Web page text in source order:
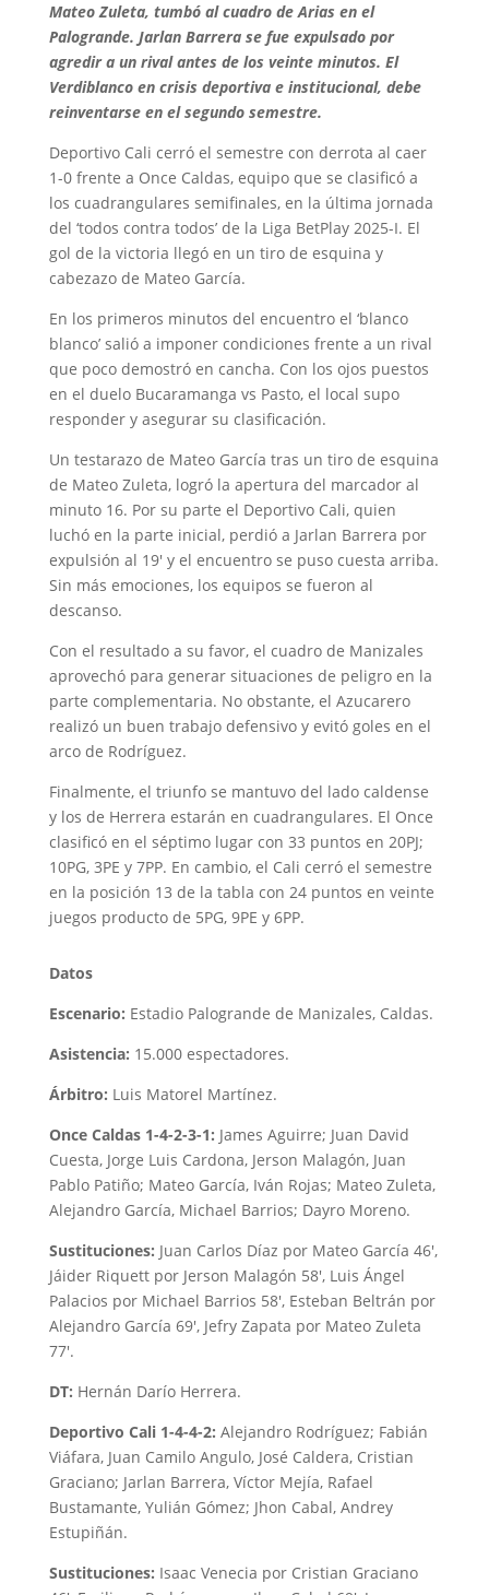
Mateo Zuleta, tumbó al cuadro de Arias en el
Palogrande. Jarlan Barrera se fue expulsado por
agredir a un rival antes de los veinte minutos. El
Verdiblanco en crisis deportiva e institucional, debe
reinventarse en el segundo semestre.
Deportivo Cali cerró el semestre con derrota al caer
1-0 frente a Once Caldas, equipo que se clasificó a
los cuadrangulares semifinales, en la última jornada
del ‘todos contra todos’ de la Liga BetPlay 2025-I. El
gol de la victoria llegó en un tiro de esquina y
cabezazo de Mateo García.
En los primeros minutos del encuentro el ‘blanco
blanco’ salió a imponer condiciones frente a un rival
que poco demostró en cancha. Con los ojos puestos
en el duelo Bucaramanga vs Pasto, el local supo
responder y asegurar su clasificación.
Un testarazo de Mateo García tras un tiro de esquina
de Mateo Zuleta, logró la apertura del marcador al
minuto 16. Por su parte el Deportivo Cali, quien
luchó en la parte inicial, perdió a Jarlan Barrera por
expulsión al 19′ y el encuentro se puso cuesta arriba.
Sin más emociones, los equipos se fueron al
descanso.
Con el resultado a su favor, el cuadro de Manizales
aprovechó para generar situaciones de peligro en la
parte complementaria. No obstante, el Azucarero
realizó un buen trabajo defensivo y evitó goles en el
arco de Rodríguez.
Finalmente, el triunfo se mantuvo del lado caldense
y los de Herrera estarán en cuadrangulares. El Once
clasificó en el séptimo lugar con 33 puntos en 20PJ;
10PG, 3PE y 7PP. En cambio, el Cali cerró el semestre
en la posición 13 de la tabla con 24 puntos en veinte
juegos producto de 5PG, 9PE y 6PP.
Datos
Escenario: Estadio Palogrande de Manizales, Caldas.
Asistencia: 15.000 espectadores.
Árbitro: Luis Matorel Martínez.
Once Caldas 1-4-2-3-1: James Aguirre; Juan David
Cuesta, Jorge Luis Cardona, Jerson Malagón, Juan
Pablo Patiño; Mateo García, Iván Rojas; Mateo Zuleta,
Alejandro García, Michael Barrios; Dayro Moreno.
Sustituciones: Juan Carlos Díaz por Mateo García 46′,
Jáider Riquett por Jerson Malagón 58′, Luis Ángel
Palacios por Michael Barrios 58′, Esteban Beltrán por
Alejandro García 69′, Jefry Zapata por Mateo Zuleta
77′.
DT: Hernán Darío Herrera.
Deportivo Cali 1-4-4-2: Alejandro Rodríguez; Fabián
Viáfara, Juan Camilo Angulo, José Caldera, Cristian
Graciano; Jarlan Barrera, Víctor Mejía, Rafael
Bustamante, Yulián Gómez; Jhon Cabal, Andrey
Estupiñán.
Sustituciones: Isaac Venecia por Cristian Graciano